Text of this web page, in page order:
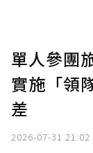
單人參團
實施「領
差
2026-07-31 21:02